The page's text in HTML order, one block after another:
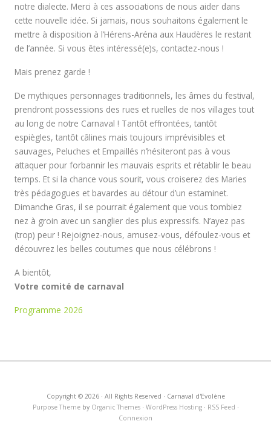
notre dialecte. Merci à ces associations de nous aider dans
cette nouvelle idée. Si jamais, nous souhaitons également le
mettre à disposition à l’Hérens-Aréna aux Haudères le restant
de l’année. Si vous êtes intéressé(e)s, contactez-nous !
Mais prenez garde !
De mythiques personnages traditionnels, les âmes du festival,
prendront possessions des rues et ruelles de nos villages tout
au long de notre Carnaval ! Tantôt effrontées, tantôt
espiègles, tantôt câlines mais toujours imprévisibles et
sauvages, Peluches et Empaillés n’hésiteront pas à vous
attaquer pour forbannir les mauvais esprits et rétablir le beau
temps. Et si la chance vous sourit, vous croiserez des Maries
très pédagogues et bavardes au détour d’un estaminet.
Dimanche Gras, il se pourrait également que vous tombiez
nez à groin avec un sanglier des plus expressifs. N’ayez pas
(trop) peur ! Rejoignez-nous, amusez-vous, défoulez-vous et
découvrez les belles coutumes que nous célébrons !
A bientôt,
Votre comité de carnaval
Programme 2026
Copyright © 2026 · All Rights Reserved · Carnaval d'Evolène
Purpose Themeby Organic Themes· WordPress Hosting· RSS Feed ·
Connexion